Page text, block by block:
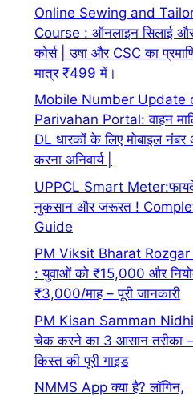
Online Sewing and
Course : ऑनलाइन सिलाई
कोर्स | उषा और CSC का
मात्र ₹499 में।
Mobile Number Update
Parivahan Portal: वाहन
DL धारकों के लिए मोबाइल
करना अनिवार्य |
UPPCL Smart
नुकसान और जरूरत !
Guide
PM Viksit Bharat Rozgar
: युवाओं को ₹15,000 और
₹3,000/माह – पूरी जानकारी
PM Kisan Samman
चेक करने का 3 आसान तरीका
किस्त की पूरी गाइड
NMMS App क्या है? लॉगिन,